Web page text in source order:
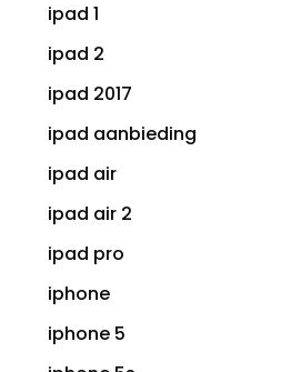
ipad 1
ipad 2
ipad 2017
ipad aanbieding
ipad air
ipad air 2
ipad pro
iphone
iphone 5